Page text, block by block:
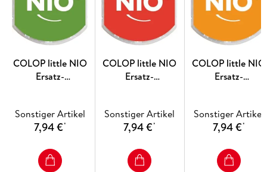
COLOP little NIO
Ersatz-
Stempelkissen,
smooth green
Sonstiger Artikel
7,94 €*
COLOP little NIO
Ersatz-
Stempelkissen,
brave red
Sonstiger Artikel
7,94 €*
COLOP little NIO
Ersatz-
Stempelkissen,
orange
Sonstiger Artikel
7,94 €*